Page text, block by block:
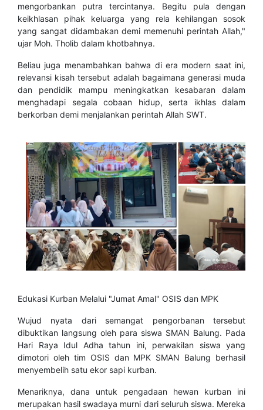
mengorbankan putra tercintanya. Begitu pula dengan
keikhlasan pihak keluarga yang rela kehilangan sosok
yang sangat didambakan demi memenuhi perintah Allah,"
ujar Moh. Tholib dalam khotbahnya.
​Beliau juga menambahkan bahwa di era modern saat ini,
relevansi kisah tersebut adalah bagaimana generasi muda
dan pendidik mampu meningkatkan kesabaran dalam
menghadapi segala cobaan hidup, serta ikhlas dalam
berkorban demi menjalankan perintah Allah SWT.
Edukasi Kurban Melalui "Jumat Amal" OSIS dan MPK
​Wujud nyata dari semangat pengorbanan tersebut
dibuktikan langsung oleh para siswa SMAN Balung. Pada
Hari Raya Idul Adha tahun ini, perwakilan siswa yang
dimotori oleh tim OSIS dan MPK SMAN Balung berhasil
menyembelih satu ekor sapi kurban.
​Menariknya, dana untuk pengadaan hewan kurban ini
merupakan hasil swadaya murni dari seluruh siswa. Mereka